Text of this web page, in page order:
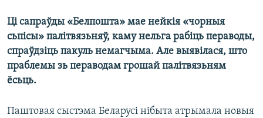
Ці сапраўды «Белпошта» мае нейкія «чорныя
сьпісы» палітвязьняў, каму нельга рабіць пераводы,
спраўдзіць пакуль немагчыма. Але выявілася, што
праблемы зь пераводам грошай палітвязьням
ёсьць.
Паштовая сыстэма Беларусі нібыта атрымала новыя